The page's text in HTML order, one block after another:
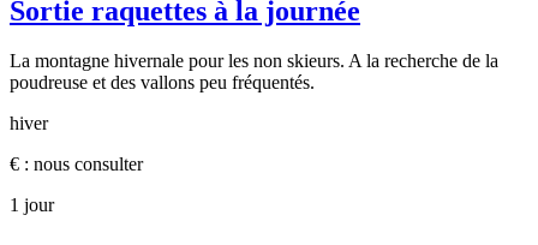
Sortie raquettes à la journée
La montagne hivernale pour les non skieurs. A la recherche de la
poudreuse et des vallons peu fréquentés.
hiver
€ : nous consulter
1 jour